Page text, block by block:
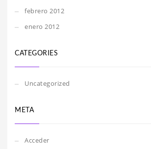
febrero 2012
enero 2012
CATEGORIES
Uncategorized
META
Acceder